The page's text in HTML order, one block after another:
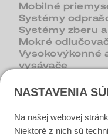
Mobilné
Systémy
Systémy zberu
Mokré
Vysokovýkonné
vysávače
Kontakt
NASTAVENIA
Na našej webovej
Niektoré z nich sú